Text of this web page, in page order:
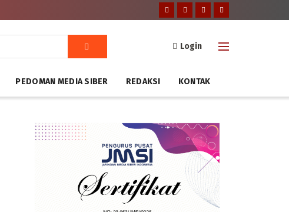
Login
PEDOMAN MEDIA SIBER REDAKSI KONTAK